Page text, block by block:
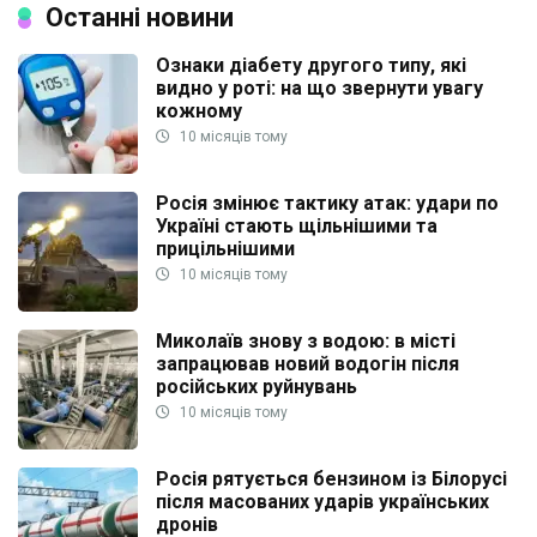
Останні новини
Ознаки діабету другого типу, які
видно у роті: на що звернути увагу
кожному
10 місяців тому
Росія змінює тактику атак: удари по
Україні стають щільнішими та
прицільнішими
10 місяців тому
Миколаїв знову з водою: в місті
запрацював новий водогін після
російських руйнувань
10 місяців тому
Росія рятується бензином із Білорусі
після масованих ударів українських
дронів